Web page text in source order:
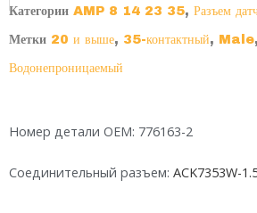
Категории AMP 8 14 23 35, Разъем
Метки 20 и выше, 35-контактный, Male,
Водонепроницаемый
Номер детали OEM: 776163-2
Соединительный разъем: ACK7353W-